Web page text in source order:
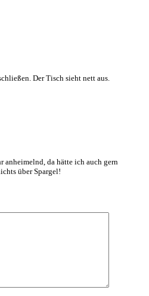
Der Tisch sieht nett aus.
anheimelnd, da hätte ich auch gern
über Spargel!